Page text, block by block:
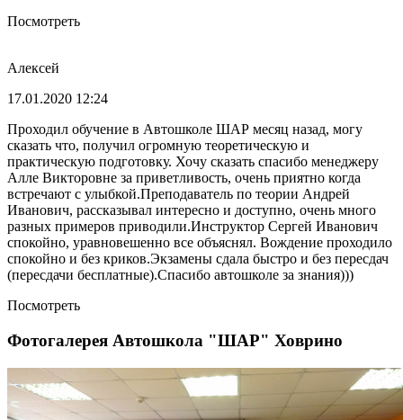
Посмотреть
Алексей
17.01.2020 12:24
Проходил обучение в Автошколе ШАР месяц назад, могу
сказать что, получил огромную теоретическую и
практическую подготовку. Хочу сказать спасибо менеджеру
Алле Викторовне за приветливость, очень приятно когда
встречают с улыбкой.Преподаватель по теории Андрей
Иванович, рассказывал интересно и доступно, очень много
разных примеров приводили.Инструктор Сергей Иванович
спокойно, уравновешенно все объяснял. Вождение проходило
спокойно и без криков.Экзамены сдала быстро и без пересдач
(пересдачи бесплатные).Спасибо автошколе за знания)))
Посмотреть
Фотогалерея Автошкола "ШАР" Ховрино